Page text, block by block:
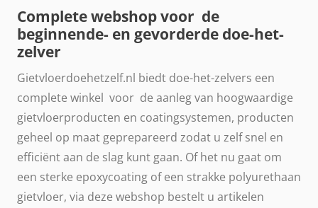
Complete webshop voor de
beginnende- en gevorderde doe-het-
zelver
Gietvloerdoehetzelf.nl biedt doe-het-zelvers een
complete winkel voor de aanleg van hoogwaardige
gietvloerproducten en coatingsystemen, producten
geheel op maat geprepareerd zodat u zelf snel en
efficiënt aan de slag kunt gaan. Of het nu gaat om
een sterke epoxycoating of een strakke polyurethaan
gietvloer, via deze webshop bestelt u artikelen